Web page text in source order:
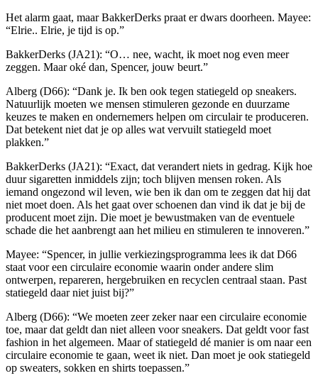
Het alarm gaat, maar BakkerDerks praat er dwars doorheen. Mayee:
“Elrie.. Elrie, je tijd is op.”
BakkerDerks (JA21): “O… nee, wacht, ik moet nog even meer
zeggen. Maar oké dan, Spencer, jouw beurt.”
Alberg (D66): “Dank je. Ik ben ook tegen statiegeld op sneakers.
Natuurlijk moeten we mensen stimuleren gezonde en duurzame
keuzes te maken en ondernemers helpen om circulair te produceren.
Dat betekent niet dat je op alles wat vervuilt statiegeld moet
plakken.”
BakkerDerks (JA21): “Exact, dat verandert niets in gedrag. Kijk hoe
duur sigaretten inmiddels zijn; toch blijven mensen roken. Als
iemand ongezond wil leven, wie ben ik dan om te zeggen dat hij dat
niet moet doen. Als het gaat over schoenen dan vind ik dat je bij de
producent moet zijn. Die moet je bewustmaken van de eventuele
schade die het aanbrengt aan het milieu en stimuleren te innoveren.”
Mayee: “Spencer, in jullie verkiezingsprogramma lees ik dat D66
staat voor een circulaire economie waarin onder andere slim
ontwerpen, repareren, hergebruiken en recyclen centraal staan. Past
statiegeld daar niet juist bij?”
Alberg (D66): “We moeten zeer zeker naar een circulaire economie
toe, maar dat geldt dan niet alleen voor sneakers. Dat geldt voor fast
fashion in het algemeen. Maar of statiegeld dé manier is om naar een
circulaire economie te gaan, weet ik niet. Dan moet je ook statiegeld
op sweaters, sokken en shirts toepassen.”